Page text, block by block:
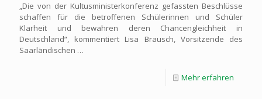
„Die von der Kultusministerkonferenz gefassten Beschlüsse
schaffen für die betroffenen Schülerinnen und Schüler
Klarheit und bewahren deren Chancengleichheit in
Deutschland“, kommentiert Lisa Brausch, Vorsitzende des
Saarländischen …
Mehr erfahren